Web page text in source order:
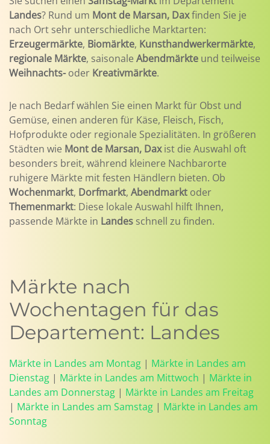
Landes? Rund um Mont de Marsan, Daxfinden Sie je
nach Ort sehr unterschiedliche Marktarten:
Erzeugermärkte, Biomärkte, Kunsthandwerkermärkte,
regionale Märkte, saisonale Abendmärkte und teilweise
Weihnachts-oder Kreativmärkte.
Je nach Bedarf wählen Sie einen Markt für Obst und
Gemüse, einen anderen für Käse, Fleisch, Fisch,
Hofprodukte oder regionale Spezialitäten. In größeren
Städten wie Mont de Marsan, Daxist die Auswahl oft
besonders breit, während kleinere Nachbarorte
ruhigere Märkte mit festen Händlern bieten. Ob
Wochenmarkt, Dorfmarkt, Abendmarkt oder
Themenmarkt: Diese lokale Auswahl hilft Ihnen,
passende Märkte in Landes schnell zu finden.
Märkte nach
Wochentagen für das
Departement: Landes
Märkte in Landes am Montag | Märkte in Landes am
Dienstag | Märkte in Landes am Mittwoch | Märkte in
Landes am Donnerstag | Märkte in Landes am Freitag
| Märkte in Landes am Samstag | Märkte in Landes am
Sonntag